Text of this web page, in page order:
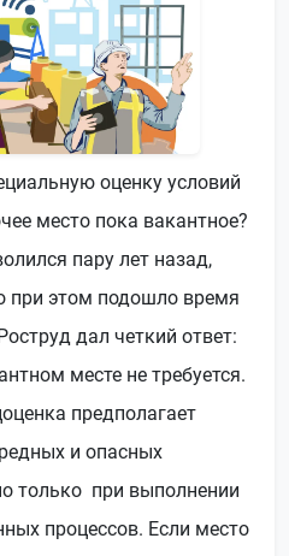
оценку условий
место пока вакантное?
пару лет назад,
при этом подошло время
дал четкий ответ:
месте не требуется.
предполагает
и опасных
только при выполнении
процессов. Если место